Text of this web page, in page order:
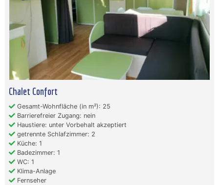
Chalet Confort
Gesamt-Wohnfläche (in m²): 25
Barrierefreier Zugang: nein
Haustiere: unter Vorbehalt akzeptiert
getrennte Schlafzimmer: 2
Küche: 1
Badezimmer: 1
WC: 1
Klima-Anlage
Fernseher